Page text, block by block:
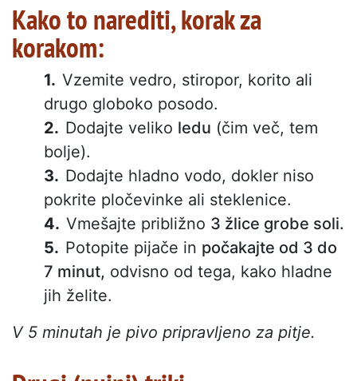
Kako to narediti, korak za
korakom:
Vzemite vedro, stiropor, korito ali
drugo globoko posodo.
Dodajte veliko ledu (čim več, tem
bolje).
Dodajte hladno vodo, dokler niso
pokrite pločevinke ali steklenice.
Vmešajte približno 3 žlice grobe soli.
Potopite pijače in počakajte od 3 do
7 minut, odvisno od tega, kako hladne
jih želite.
V 5 minutah je pivo pripravljeno za pitje.